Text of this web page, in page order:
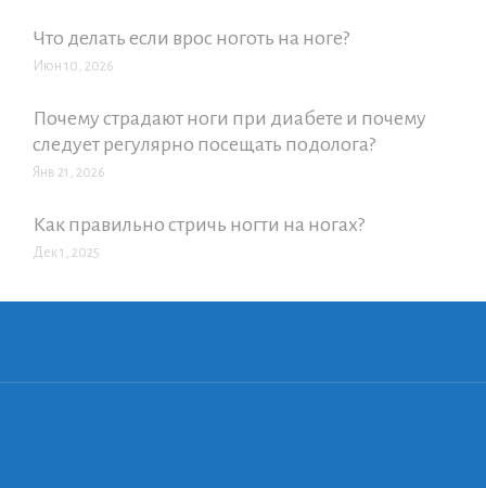
Что делать если врос ноготь на ноге?
Июн 10, 2026
Почему страдают ноги при диабете и почему
следует регулярно посещать подолога?
Янв 21, 2026
Как правильно стричь ногти на ногах?
Дек 1, 2025